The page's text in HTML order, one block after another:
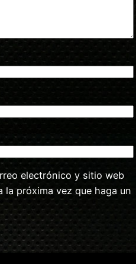
electrónico y sitio web
la próxima vez que haga un